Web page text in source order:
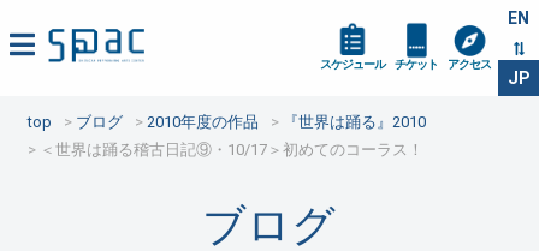
EN
JP
スケジュール チケット アクセス
top ブログ 2010年度の作品
『世界は踊る』2010
＜世界は踊る稽古日記⑨・10/17＞初めてのコーラス！
ブログ